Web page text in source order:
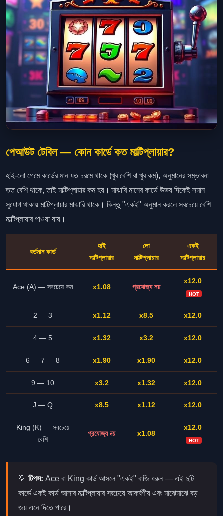
পেআউট টেবিল — কোন কার্ডে কত মাল্টিপ্লায়ার?
হাই-লো গেমে কার্ডের মান যত চরমে থাকে (খুব বেশি বা খুব কম), অনুমানের সম্ভাবনা
তত বেশি থাকে, তাই মাল্টিপ্লায়ার কম হয়। মাঝারি মানের কার্ডে উভয় দিকেই সমান
সুযোগ থাকায় মাল্টিপ্লায়ার মাঝারি থাকে। কিন্তু "একই" অনুমান করলে সবচেয়ে বেশি
মাল্টিপ্লায়ার পাওয়া যায়।
বর্তমান কার্ড
হাই
মাল্টিপ্লায়ার
লো
মাল্টিপ্লায়ার
একই
মাল্টিপ্লায়ার
Ace (A) — সবচেয়ে কম x1.08 প্রযোজ্য নয়
x12.0
HOT
2 — 3 x1.12 x8.5 x12.0
4 — 5 x1.32 x3.2 x12.0
6 — 7 — 8 x1.90 x1.90 x12.0
9 — 10 x3.2 x1.32 x12.0
J — Q x8.5 x1.12 x12.0
King (K) — সবচেয়ে
বেশি
প্রযোজ্য নয় x1.08
x12.0
HOT
💡 টিপস: Ace বা King কার্ড আসলে "একই" বাজি ধরুন — এই দুটি
কার্ডে একই কার্ড আসার মাল্টিপ্লায়ার সবচেয়ে আকর্ষণীয় এবং মাঝেমাঝে বড়
জয় এনে দিতে পারে।